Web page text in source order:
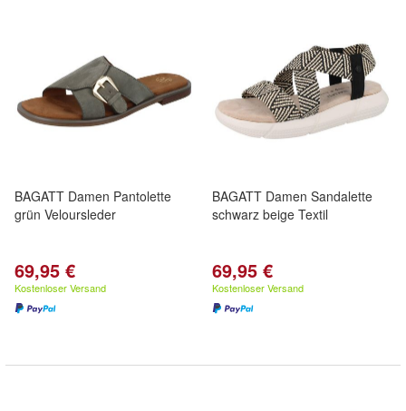
BAGATT Damen Pantolette
grün Veloursleder
69,95 €
Kostenloser Versand
BAGATT Damen Sandalette
schwarz beige Textil
69,95 €
Kostenloser Versand